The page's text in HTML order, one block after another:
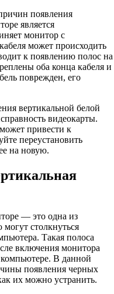
появления
является
монитор с
может происходить
к появлению полос на
оба конца кабеля и
поврежден, его
вертикальной белой
видеокарты.
привести к
переустановить
на новую.
— это одна из
столкнуться
Такая полоса
включения монитора
В данной
появления черных
их можно устранить.